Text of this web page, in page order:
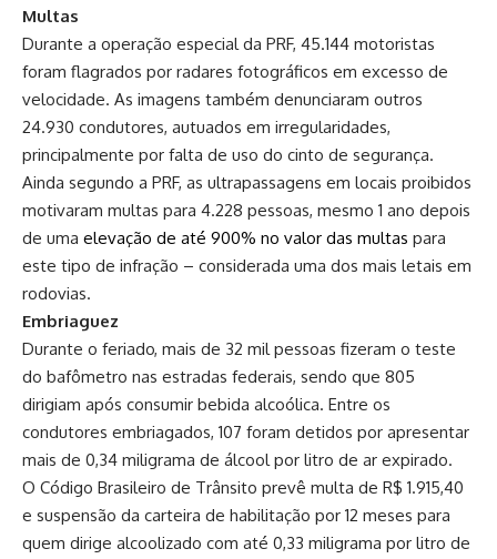
Multas
Durante a operação especial da PRF, 45.144 motoristas
foram flagrados por radares fotográficos em excesso de
velocidade. As imagens também denunciaram outros
24.930 condutores, autuados em irregularidades,
principalmente por falta de uso do cinto de segurança.
Ainda segundo a PRF, as ultrapassagens em locais proibidos
motivaram multas para 4.228 pessoas, mesmo 1 ano depois
de uma elevação de até 900% no valor das multas para
este tipo de infração – considerada uma dos mais letais em
rodovias.
Embriaguez
Durante o feriado, mais de 32 mil pessoas fizeram o teste
do bafômetro nas estradas federais, sendo que 805
dirigiam após consumir bebida alcoólica. Entre os
condutores embriagados, 107 foram detidos por apresentar
mais de 0,34 miligrama de álcool por litro de ar expirado.
O Código Brasileiro de Trânsito prevê multa de R$ 1.915,40
e suspensão da carteira de habilitação por 12 meses para
quem dirige alcoolizado com até 0,33 miligrama por litro de